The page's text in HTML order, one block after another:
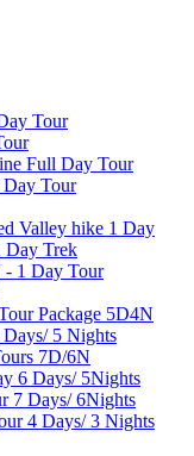
Tour
Full Day Tour
Tour
Valley hike 1 Day
Day Trek
1 Day Tour
Package 5D4N
5 Nights
7D/6N
6 Days/ 5Nights
7 Days/ 6Nights
4 Days/ 3 Nights